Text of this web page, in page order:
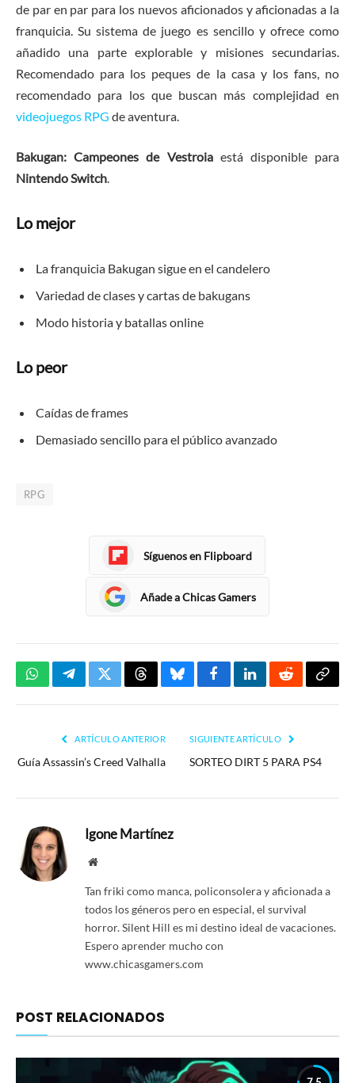
de par en par para los nuevos aficionados y aficionadas a la
franquicia. Su sistema de juego es sencillo y ofrece como
añadido una parte explorable y misiones secundarias.
Recomendado para los peques de la casa y los fans, no
recomendado para los que buscan más complejidad en
videojuegos RPG de aventura.
Bakugan: Campeones de Vestroiaestá disponible para
Nintendo Switch.
Lo mejor
La franquicia Bakugan sigue en el candelero
Variedad de clases y cartas de bakugans
Modo historia y batallas online
Lo peor
Caídas de frames
Demasiado sencillo para el público avanzado
RPG
Síguenos en Flipboard
Añade a Chicas Gamers
WhatsAppTelegramTwitterThreadsBlueskyFacebookLinkedInReddit
ARTÍCULO ANTERIOR
Guía Assassin’s Creed Valhalla
SIGUIENTE ARTÍCULO
SORTEO DIRT 5 PARA PS4
Igone Martínez
Website
Tan friki como manca, policonsolera y aficionada a
todos los géneros pero en especial, el survival
horror. Silent Hill es mi destino ideal de vacaciones.
Espero aprender mucho con
www.chicasgamers.com
POST RELACIONADOS